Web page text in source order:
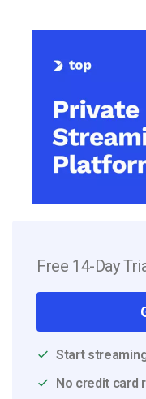
Free 14-Day
Start
No credit card